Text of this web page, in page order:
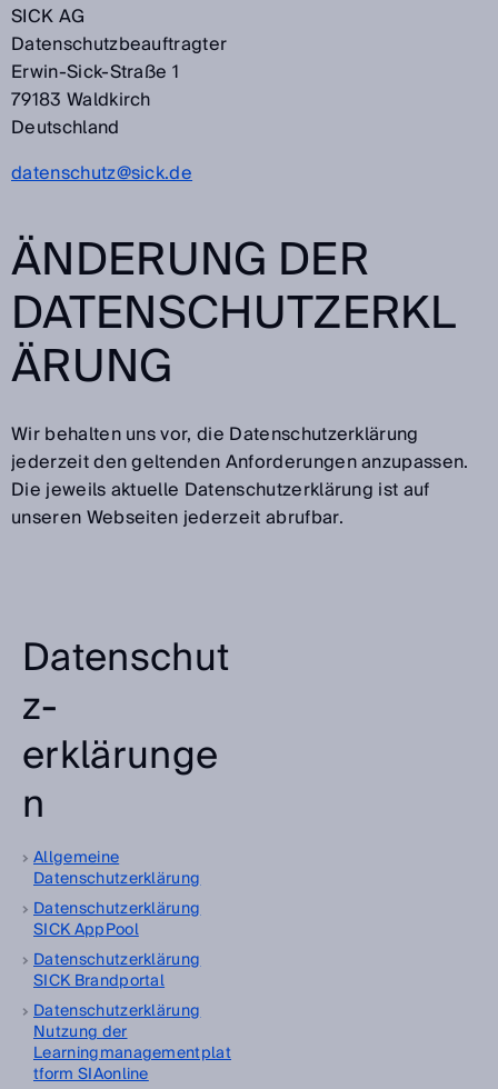
SICK AG
Datenschutzbeauftragter
Erwin-Sick-Straße 1
79183 Waldkirch
Deutschland
datenschutz@sick.de
ÄNDERUNG DER
DATENSCHUTZERKL
ÄRUNG
Wir behalten uns vor, die Datenschutzerklärung
jederzeit den geltenden Anforderungen anzupassen.
Die jeweils aktuelle Datenschutzerklärung ist auf
unseren Webseiten jederzeit abrufbar.
Datenschut
z­
erklärunge
n
Allgemeine
Datenschutzerklärung
Datenschutzerklärung
SICK AppPool
Datenschutzerklärung
SICK Brandportal
Datenschutzerklärung
Nutzung der
Learningmanagementplat
tform SIAonline